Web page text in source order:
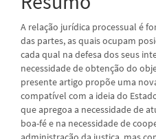
principal
A relação jurídica processual é
das partes, as quais ocupam
cada qual na defesa dos seus
necessidade de obtenção do
presente artigo propõe uma
compatível com a ideia do
que apregoa a necessidade de
boa-fé e na necessidade de